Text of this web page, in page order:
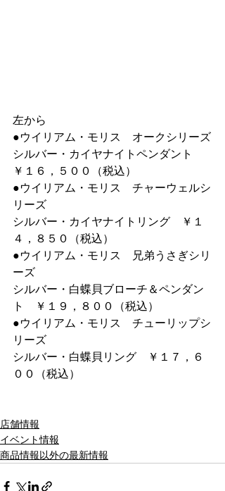
左から
●ウイリアム・モリス　オークシリーズ
シルバー・カイヤナイトペンダント
￥１６，５００（税込）
●ウイリアム・モリス　チャーウェルシ
リーズ
シルバー・カイヤナイトリング　￥１
４，８５０（税込）
●ウイリアム・モリス　兄弟うさぎシリ
ーズ
シルバー・白蝶貝ブローチ＆ペンダン
ト　￥１９，８００（税込）
●ウイリアム・モリス　チューリップシ
リーズ
シルバー・白蝶貝リング　￥１７，６
００（税込）
店舗情報
イベント情報
商品情報以外の最新情報